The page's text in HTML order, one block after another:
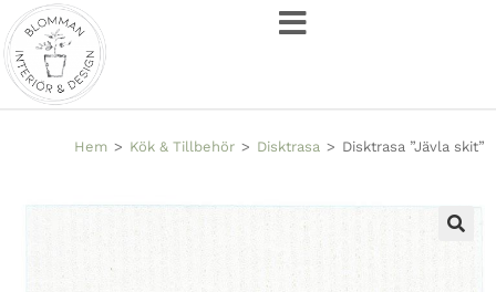
Hem > Kök & Tillbehör > Disktrasa > Disktrasa ”Jävla skit”